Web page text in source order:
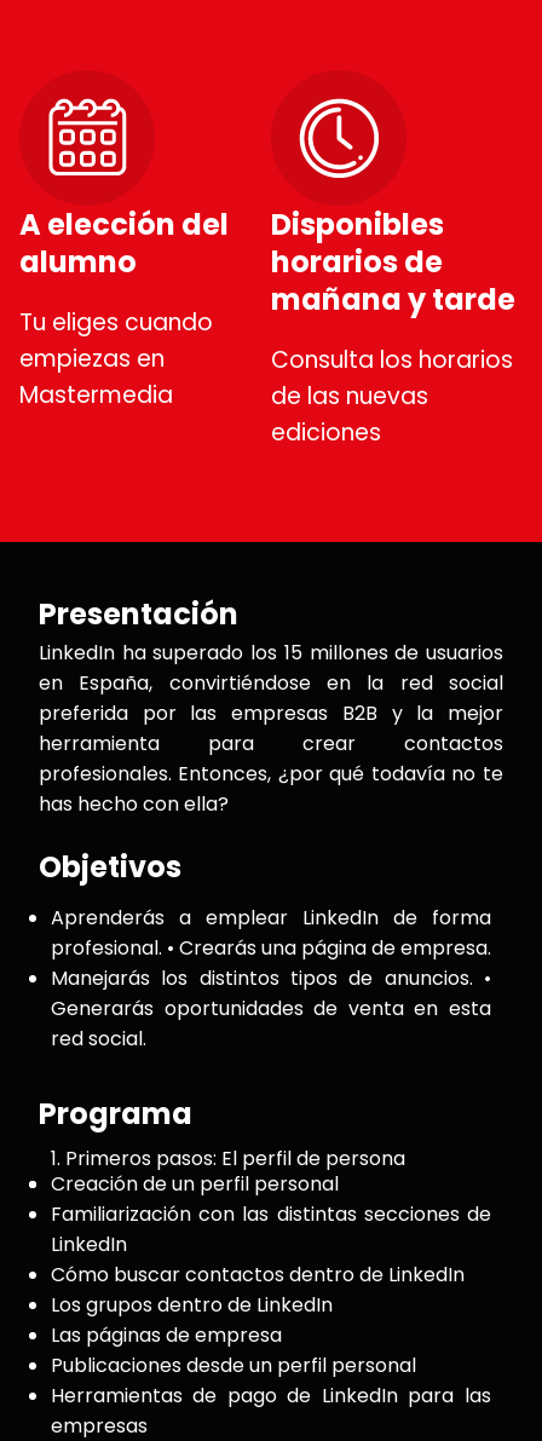
A elección del
alumno
Tu eliges cuando
empiezas en
Mastermedia
Disponibles
horarios de
mañana y tarde
Consulta los horarios
de las nuevas
ediciones
Presentación
LinkedIn ha superado los 15 millones de usuarios
en España, convirtiéndose en la red social
preferida por las empresas B2B y la mejor
herramienta para crear contactos
profesionales. Entonces, ¿por qué todavía no te
has hecho con ella?
Objetivos
Aprenderás a emplear LinkedIn de forma
profesional. • Crearás una página de empresa.
Manejarás los distintos tipos de anuncios. •
Generarás oportunidades de venta en esta
red social.
Programa
1. Primeros pasos: El perfil de persona
Creación de un perfil personal
Familiarización con las distintas secciones de
LinkedIn
Cómo buscar contactos dentro de LinkedIn
Los grupos dentro de LinkedIn
Las páginas de empresa
Publicaciones desde un perfil personal
Herramientas de pago de LinkedIn para las
empresas